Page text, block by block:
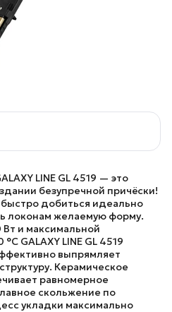
LINE GL 4519 — это
безупречной причёски!
добиться идеально
локонам желаемую форму.
и максимальной
°С GALAXY LINE GL 4519
выпрямляет
Керамическое
равномерное
скольжение по
укладки максимально